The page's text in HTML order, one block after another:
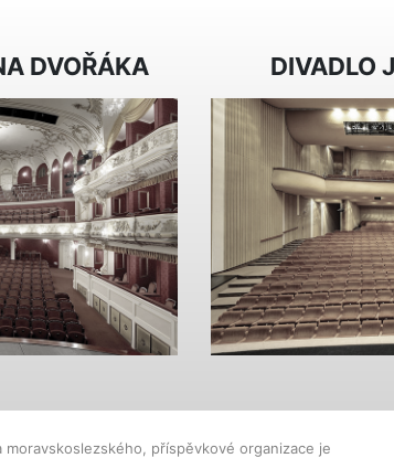
DVOŘÁKA DIVADLO
příspěvkové organizace je